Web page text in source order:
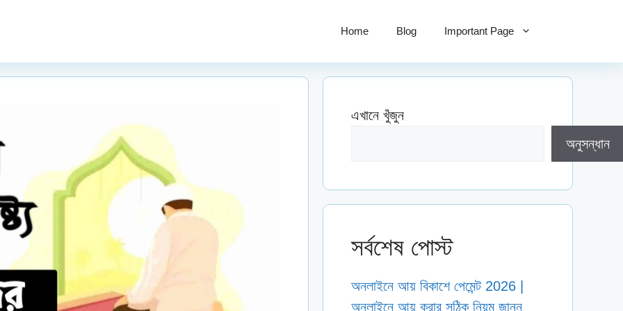
Home Blog Important Page
এখানে খুঁজুন
অনুসন্ধান
সর্বশেষ পোস্ট
অনলাইনে আয় বিকাশে পেমেন্ট 2026 |
অনলাইনে আয় করার সঠিক নিয়ম জানুন